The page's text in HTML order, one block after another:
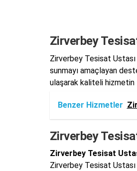
Zirverbey
Zirverbey Tesisat
sunmayı amaçlayan
ulaşarak kaliteli hizmetin
Benzer Hizmetler
Zirverbey
Zirverbey Tesisat
Zirverbey Tesisat